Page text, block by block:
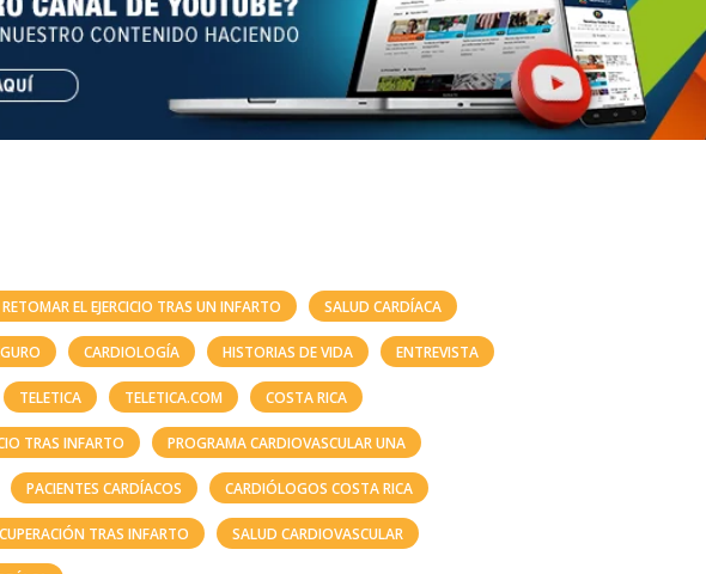
EL EJERCICIO TRAS UN INFARTO SALUD CARDÍACA
CARDIOLOGÍA HISTORIAS DE VIDA ENTREVISTA
TELETICA TELETICA.COM COSTA RICA
TRAS INFARTO PROGRAMA CARDIOVASCULAR UNA
PACIENTES CARDÍACOS CARDIÓLOGOS COSTA RICA
TRAS INFARTO SALUD CARDIOVASCULAR